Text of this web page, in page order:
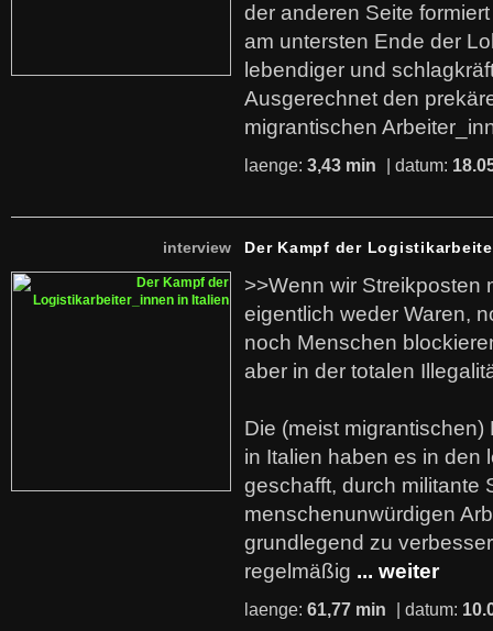
der anderen Seite
am untersten Ende der
lebendiger und
Ausgerechnet den
migrantischen
laenge: 3,43 min | datum:
interview Der Kampf der
>>Wenn wir Streikposten
eigentlich weder Waren,
noch Menschen
aber in der totalen
Die (meist
in Italien haben es in den
geschafft, durch militante
menschenunwürdigen
grundlegend zu
regelmäßig ... weiter
laenge: 61,77 min | datum: